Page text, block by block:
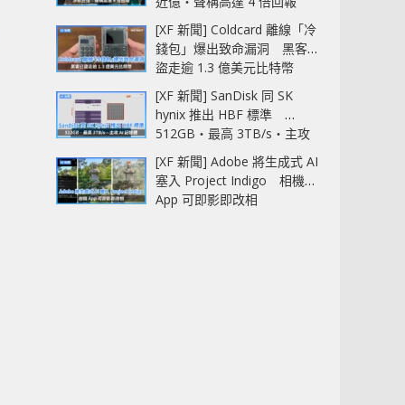
[XF 新聞] Coldcard 離線「冷
錢包」爆出致命漏洞 黑客已
盜走逾 1.3 億美元比特幣
[XF 新聞] SanDisk 同 SK
hynix 推出 HBF 標準
512GB‧最高 3TB/s‧主攻
AI 記憶體
[XF 新聞] Adobe 將生成式 AI
塞入 Project Indigo 相機
App 可即影即改相